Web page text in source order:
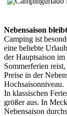
Nebensaison
Camping ist
eine beliebte
der Hauptsaison
Sommerferien
Preise in der
Hochsaisonniveau.
In klassischen
größer aus. In
Nebensaison